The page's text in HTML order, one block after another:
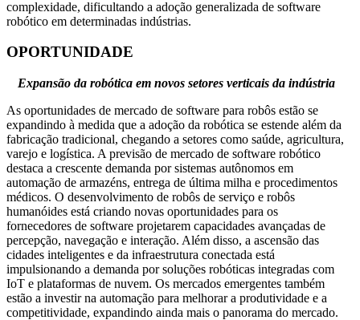
complexidade, dificultando a adoção generalizada de software
robótico em determinadas indústrias.
OPORTUNIDADE
Expansão da robótica em novos setores verticais da indústria
As oportunidades de mercado de software para robôs estão se
expandindo à medida que a adoção da robótica se estende além da
fabricação tradicional, chegando a setores como saúde, agricultura,
varejo e logística. A previsão de mercado de software robótico
destaca a crescente demanda por sistemas autônomos em
automação de armazéns, entrega de última milha e procedimentos
médicos. O desenvolvimento de robôs de serviço e robôs
humanóides está criando novas oportunidades para os
fornecedores de software projetarem capacidades avançadas de
percepção, navegação e interação. Além disso, a ascensão das
cidades inteligentes e da infraestrutura conectada está
impulsionando a demanda por soluções robóticas integradas com
IoT e plataformas de nuvem. Os mercados emergentes também
estão a investir na automação para melhorar a produtividade e a
competitividade, expandindo ainda mais o panorama do mercado.